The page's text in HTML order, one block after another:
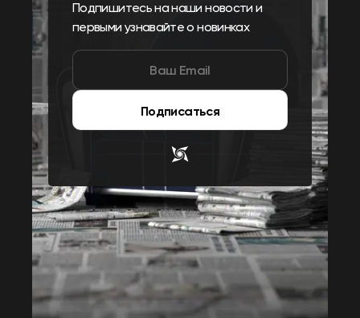
Подпишитесь на наши новости и
первыми узнавайте о новинках
Подписаться